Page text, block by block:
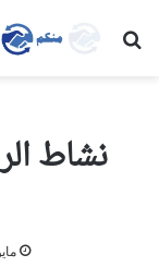
بحث عن
نشاط
مايو 14,